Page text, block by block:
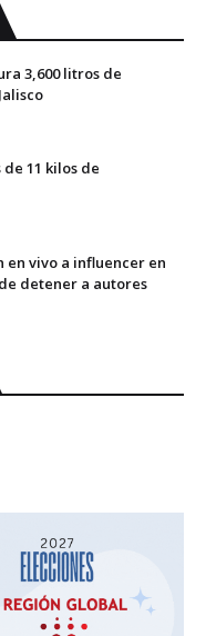
3,600 litros de
11 kilos de
en vivo a influencer en
detener a autores